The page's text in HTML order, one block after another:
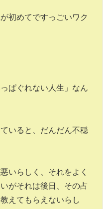
初めてですっごいワク
ぱぐれない人生」なん
いると、だんだん不穏
いらしく、それをよく
がそれは後日、その占
えてもらえないらし